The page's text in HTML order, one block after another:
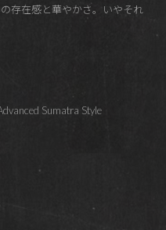
存在感と華やかさ。いやそれ
Sumatra Style